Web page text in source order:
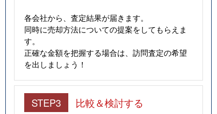
各会社から、査定結果が届きます。
同時に売却方法についての提案をしてもらえま
す。
正確な金額を把握する場合は、訪問査定の希望
を出しましょう！
STEP3 比較＆検討する